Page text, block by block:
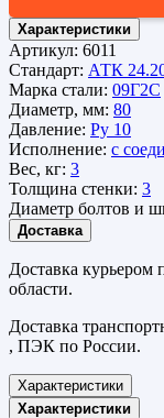
Характеристики
Артикул: 6011
Стандарт: АТК
Марка стали: 09Г2С
Диаметр, мм: 80
Давление: Ру 10
Исполнение: с
Вес, кг: 3
Толщина стенки: 3
Диаметр болтов и
Доставка
Доставка курьером
области.
Доставка
, ПЭК по России.
Характеристики
Характеристики